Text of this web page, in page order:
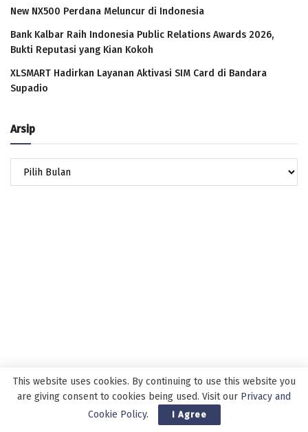
New NX500 Perdana Meluncur di Indonesia
Bank Kalbar Raih Indonesia Public Relations Awards 2026,
Bukti Reputasi yang Kian Kokoh
XLSMART Hadirkan Layanan Aktivasi SIM Card di Bandara
Supadio
Arsip
This website uses cookies. By continuing to use this website you
are giving consent to cookies being used. Visit our Privacy and
Cookie Policy. I Agree